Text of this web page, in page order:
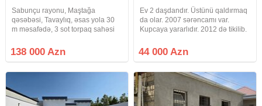
Sabunçu rayonu, Maştağa
qəsəbəsi, Tavaylıq, əsas yola 30
m məsafədə, 3 sot torpaq sahəsi
ümumi tikili sahəsi 127 kv/m olan
Həyət Evi Satılır. Ev şəxsi tikilidir,
138 000 Azn
Ev 2 daşdandır. Üstünü qaldırmaq
da olar. 2007 sərəncamı var.
Kupcaya yararlıdır. 2012 də tikilib.
daimidir. Dayanacağa 10-15
dəqiqəlik məsafədədir. Real
44 000 Azn